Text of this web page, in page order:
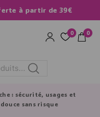
à partir de 39€
0 0
Recherche
: sécurité, usages et
sans risque